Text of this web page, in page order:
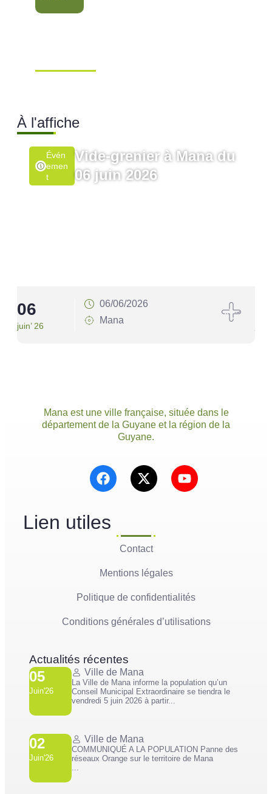
À l'affiche
Évén
Emen
T
Vide-grenier à Mana du
06 juin 2026
06
juin’ 26
06/06/2026
Mana
Mana est une ville française, située dans le
département de la Guyane et la région de la
Guyane.
Lien utiles
Contact
Mentions légales
Politique de confidentialités
Conditions générales d’utilisations
Actualités récentes
05
Juin'26
Ville de Mana
La Ville de Mana informe la population qu’un
Conseil Municipal Extraordinaire se tiendra le
vendredi 5 juin 2026 à partir...
02
Juin'26
Ville de Mana
COMMUNIQUÉ A LA POPULATION Panne des
réseaux Orange sur le territoire de Mana
...